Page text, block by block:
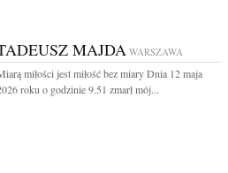
MAJDA WARSZAWA
miłości jest miłość bez miary Dnia 12 maja
roku o godzinie 9.51 zmarł mój...